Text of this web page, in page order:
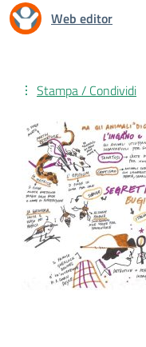
Web editor
Stampa / Condividi